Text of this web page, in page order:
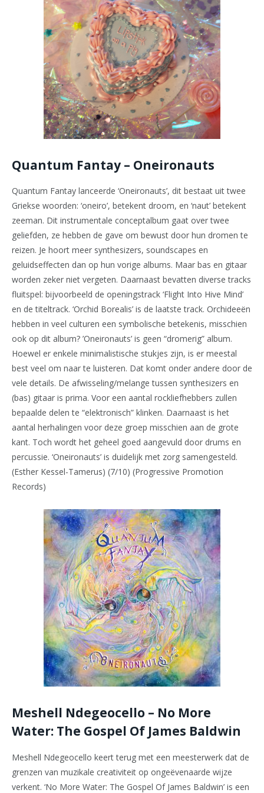
Quantum Fantay – Oneironauts
Quantum Fantay lanceerde ‘Oneironauts’, dit bestaat uit twee
Griekse woorden: ‘oneiro’, betekent droom, en ‘naut’ betekent
zeeman. Dit instrumentale conceptalbum gaat over twee
geliefden, ze hebben de gave om bewust door hun dromen te
reizen. Je hoort meer synthesizers, soundscapes en
geluidseffecten dan op hun vorige albums. Maar bas en gitaar
worden zeker niet vergeten. Daarnaast bevatten diverse tracks
fluitspel: bijvoorbeeld de openingstrack ‘Flight Into Hive Mind’
en de titeltrack. ‘Orchid Borealis’ is de laatste track. Orchideeën
hebben in veel culturen een symbolische betekenis, misschien
ook op dit album? ’Oneironauts’ is geen “dromerig” album.
Hoewel er enkele minimalistische stukjes zijn, is er meestal
best veel om naar te luisteren. Dat komt onder andere door de
vele details. De afwisseling/melange tussen synthesizers en
(bas) gitaar is prima. Voor een aantal rockliefhebbers zullen
bepaalde delen te “elektronisch” klinken. Daarnaast is het
aantal herhalingen voor deze groep misschien aan de grote
kant. Toch wordt het geheel goed aangevuld door drums en
percussie. ‘Oneironauts’ is duidelijk met zorg samengesteld.
(Esther Kessel-Tamerus) (7/10) (Progressive Promotion
Records)
Meshell Ndegeocello – No More
Water: The Gospel Of James Baldwin
Meshell Ndegeocello keert terug met een meesterwerk dat de
grenzen van muzikale creativiteit op ongeëvenaarde wijze
verkent. ‘No More Water: The Gospel Of James Baldwin’ is een